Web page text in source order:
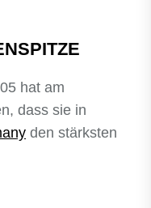
hat am
dass sie in
den stärksten